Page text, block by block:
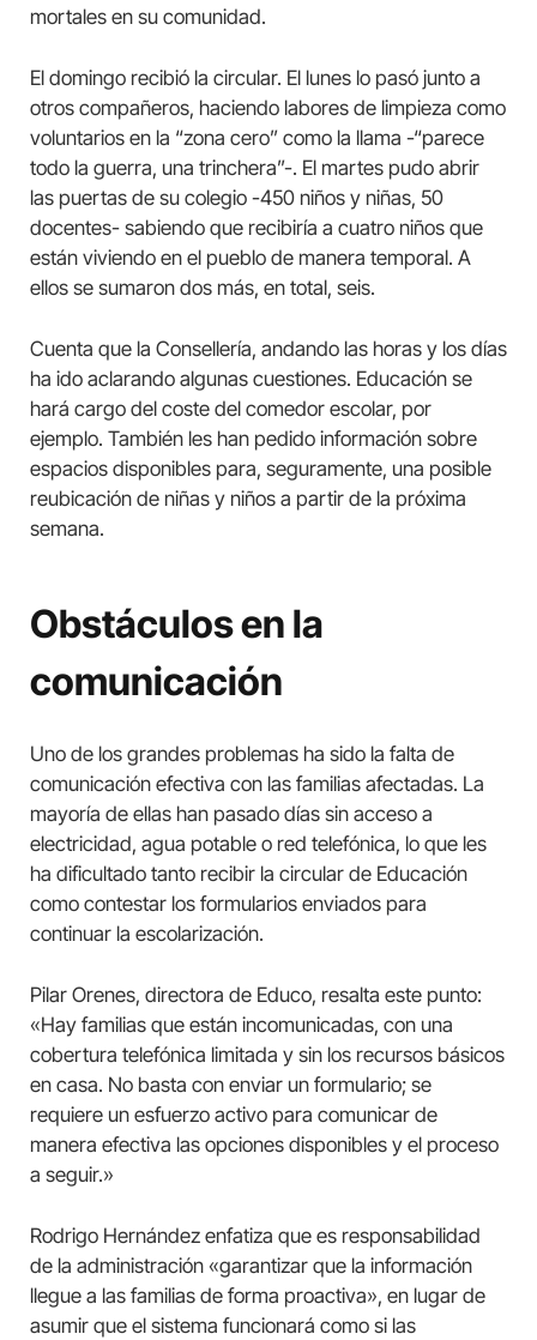
mortales en su comunidad.
El domingo recibió la circular. El lunes lo pasó junto a
otros compañeros, haciendo labores de limpieza como
voluntarios en la “zona cero” como la llama -“parece
todo la guerra, una trinchera”-. El martes pudo abrir
las puertas de su colegio -450 niños y niñas, 50
docentes- sabiendo que recibiría a cuatro niños que
están viviendo en el pueblo de manera temporal. A
ellos se sumaron dos más, en total, seis.
Cuenta que la Consellería, andando las horas y los días
ha ido aclarando algunas cuestiones. Educación se
hará cargo del coste del comedor escolar, por
ejemplo. También les han pedido información sobre
espacios disponibles para, seguramente, una posible
reubicación de niñas y niños a partir de la próxima
semana.
Obstáculos en la
comunicación
Uno de los grandes problemas ha sido la falta de
comunicación efectiva con las familias afectadas. La
mayoría de ellas han pasado días sin acceso a
electricidad, agua potable o red telefónica, lo que les
ha dificultado tanto recibir la circular de Educación
como contestar los formularios enviados para
continuar la escolarización.
Pilar Orenes, directora de Educo, resalta este punto:
«Hay familias que están incomunicadas, con una
cobertura telefónica limitada y sin los recursos básicos
en casa. No basta con enviar un formulario; se
requiere un esfuerzo activo para comunicar de
manera efectiva las opciones disponibles y el proceso
a seguir.»
Rodrigo Hernández enfatiza que es responsabilidad
de la administración «garantizar que la información
llegue a las familias de forma proactiva», en lugar de
asumir que el sistema funcionará como si las